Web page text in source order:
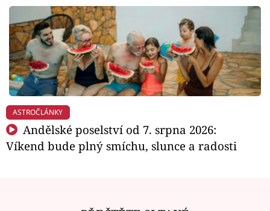
ASTROČLÁNKY
Andělské poselství od 7. srpna 2026:
Víkend bude plný smíchu, slunce a radosti